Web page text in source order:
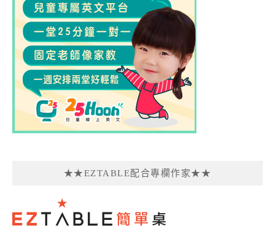
★★EZTABLE配合專欄作家★★